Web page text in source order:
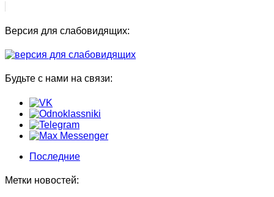
Версия для слабовидящих:
Будьте с нами на связи:
Последние
Метки новостей: